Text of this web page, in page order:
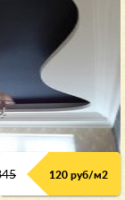
120 руб/м2